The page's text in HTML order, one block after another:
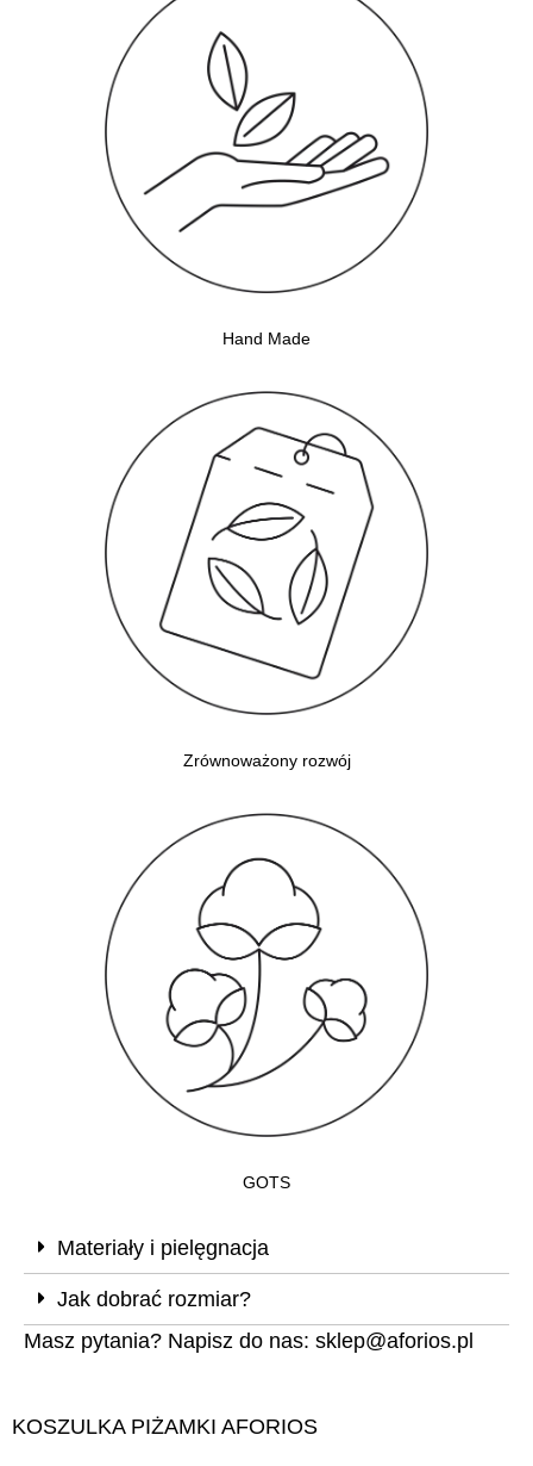
Hand Made
Zrównoważony rozwój
GOTS
Materiały i pielęgnacja
Jak dobrać rozmiar?
Masz pytania? Napisz do nas: sklep@aforios.pl
KOSZULKA PIŻAMKI AFORIOS